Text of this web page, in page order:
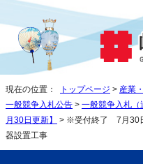
現在の位置： トップページ > 産業
一般競争入札公告 > 一般競争入札（
月30日更新】
> ※受付終了 7月30
器設置工事